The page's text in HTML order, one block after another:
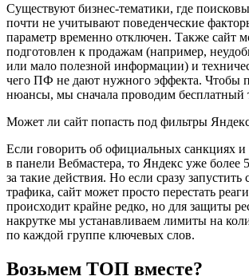
Существуют бизнес-тематики, где
почти не учитывают поведенческие
параметр временно отключен. Также сайт
подготовлен к продажам (например,
или мало полезной информации) и
чего ПФ не дают нужного эффекта. Чтобы
нюансы, мы сначала проводим бесплатный
Может ли сайт попасть под фильтры
Если говорить об официальных санкциях
в панели Вебмастера, то Яндекс уже более
за такие действия. Но если сразу
трафика, сайт может просто перестать
происходит крайне редко, но для защиты
накрутке мы устанавливаем лимиты на
по каждой группе ключевых слов.
Возьмем ТОП вместе?